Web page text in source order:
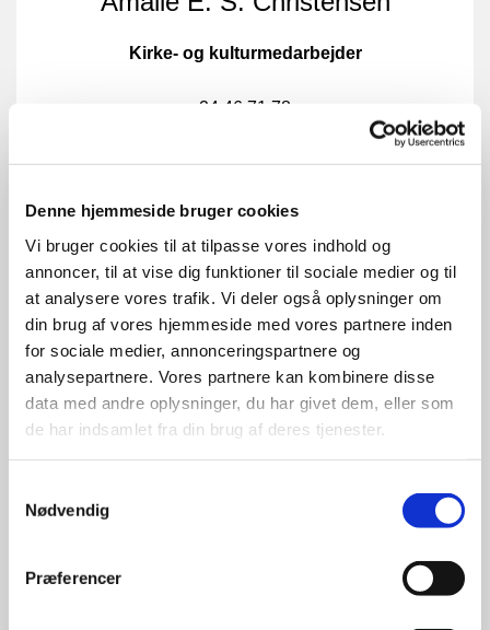
Denne hjemmeside bruger cookies
Vi bruger cookies til at tilpasse vores indhold og
annoncer, til at vise dig funktioner til sociale medier og til
at analysere vores trafik. Vi deler også oplysninger om
din brug af vores hjemmeside med vores partnere inden
for sociale medier, annonceringspartnere og
analysepartnere. Vores partnere kan kombinere disse
data med andre oplysninger, du har givet dem, eller som
de har indsamlet fra din brug af deres tjenester.
Nødvendig
Præferencer
Kirke- og kulturmedarbejder
24 46 71 78
Fast fridag mandag